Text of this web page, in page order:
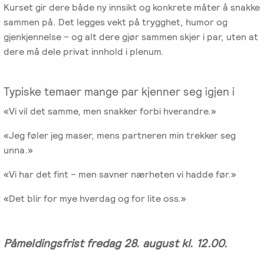
Salgsbetingelser
Kursbevis
Kurset gir dere både ny innsikt og konkrete måter å snakke
sammen på. Det legges vekt på trygghet, humor og
gjenkjennelse – og alt dere gjør sammen skjer i par, uten at
dere må dele privat innhold i plenum.
Typiske temaer mange par kjenner seg igjen i
«Vi vil det samme, men snakker forbi hverandre.»
«Jeg føler jeg maser, mens partneren min trekker seg
unna.»
«Vi har det fint – men savner nærheten vi hadde før.»
«Det blir for mye hverdag og for lite oss.»
Påmeldingsfrist fredag 28. august kl. 12.00.